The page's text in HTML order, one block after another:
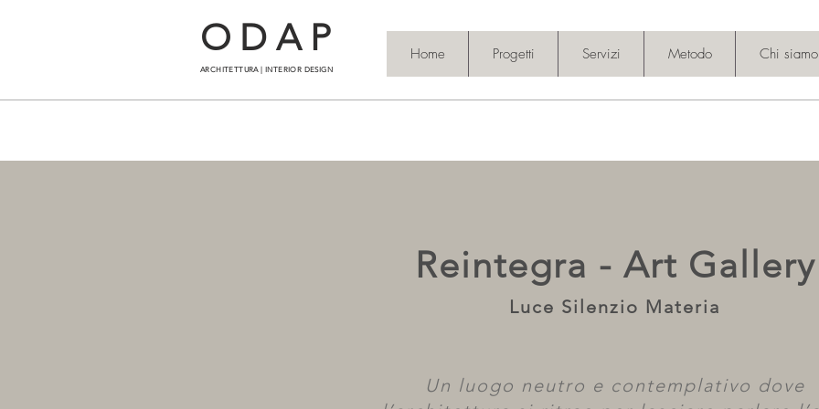
ODAP
ARCHITETTURA | INTERIOR DESIGN
Home Progetti Servizi Metodo Chi siamo
Reintegra - Art Gallery
Luce Silenzio Materia
Un luogo neutro e contemplativo dove